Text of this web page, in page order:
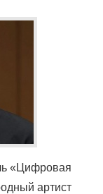
«Цифровая
артист